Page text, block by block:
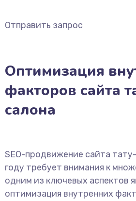
Отправить запрос
Оптимизация
факторов сайта
салона
SEO-продвижение сайта
году требует внимания к
одним из ключевых аспектов
оптимизация внутренних